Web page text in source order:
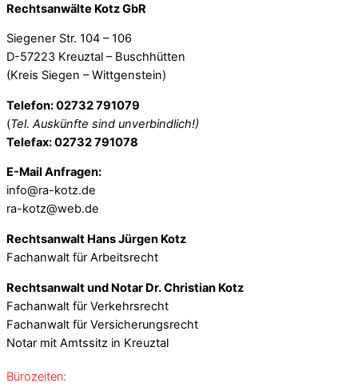
Rechtsanwälte Kotz GbR
Siegener Str. 104 – 106
D-57223 Kreuztal – Buschhütten
(Kreis Siegen – Wittgenstein)
Telefon: 02732 791079
(Tel. Auskünfte sind unverbindlich!)
Telefax: 02732 791078
E-Mail Anfragen:
info@ra-kotz.de
ra-kotz@web.de
Rechtsanwalt Hans Jürgen Kotz
Fachanwalt für Arbeitsrecht
Rechtsanwalt und Notar Dr. Christian Kotz
Fachanwalt für Verkehrsrecht
Fachanwalt für Versicherungsrecht
Notar mit Amtssitz in Kreuztal
Bürozeiten: